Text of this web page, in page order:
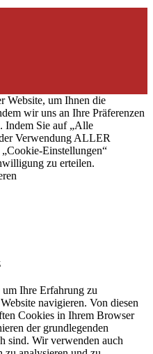
Website, um Ihnen die
wir uns an Ihre Präferenzen
Indem Sie auf „Alle
Verwendung ALLER
Einstellungen“
zu erteilen.
Ihre Erfahrung zu
navigieren. Von diesen
Cookies in Ihrem Browser
der grundlegenden
sind. Wir verwenden auch